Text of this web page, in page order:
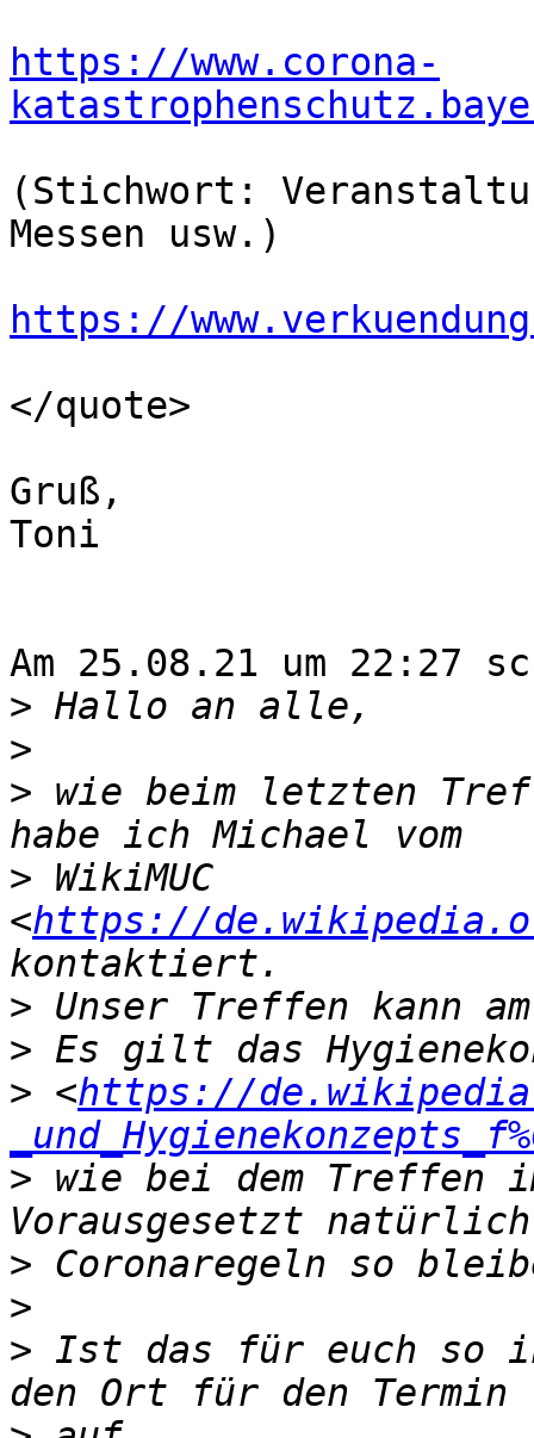
https://www.corona-
(Stichwort:
Messen usw.)
https://
</quote>
Gruß,
Toni
Am 25.08.21 um 22:27
>
>
> wie beim letzten
> WikiMUC
<https://
>
>
> <https://
> wie bei dem Treffen
>
>
> Ist das für euch so in